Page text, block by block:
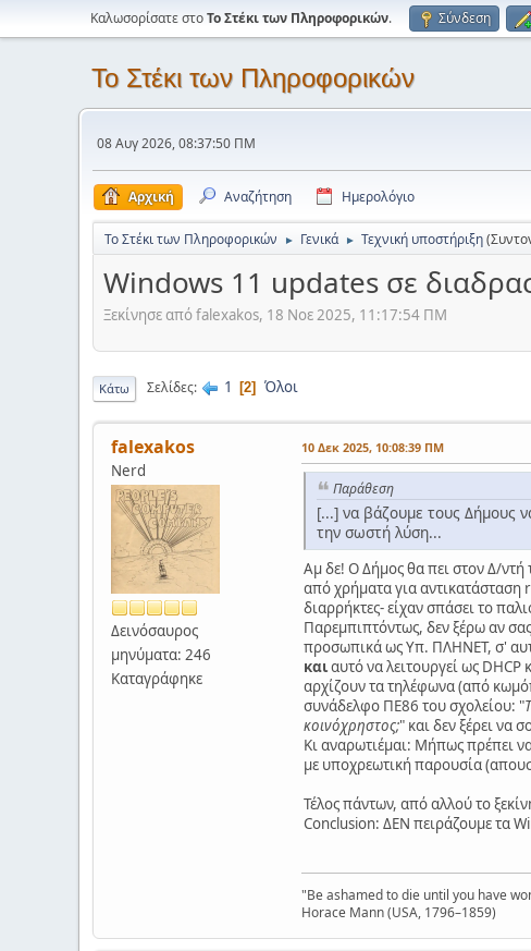
Καλωσορίσατε στοΤο Στέκι των Πληροφορικών. Σύνδεση
Το Στέκι των Πληροφορικών
08 Αυγ 2026, 08:37:50 ΠΜ
Αρχική Αναζήτηση Ημερολόγιο
Το Στέκι των Πληροφορικών ► Γενικά ► Τεχνική υποστήριξη
Windows 11 updates σε
Ξεκίνησε από falexakos, 18 Νοε 2025, 11:17:54 ΠΜ
Κάτω Σελίδες 1 2 Όλοι
falexakos
Nerd
Δεινόσαυρος
μηνύματα: 246
Καταγράφηκε
10 Δεκ 2025, 10:08:39 ΠΜ
Παράθεση
[...] να βάζουμε τους Δήμους
την σωστή λύση...
Αμ δε! Ο Δήμος θα πει στον Δ/
από χρήματα για αντικατάσταση
διαρρήκτες- είχαν σπάσει το
Παρεμπιπτόντως, δεν ξέρω αν σας
προσωπικά ως Υπ. ΠΛΗΝΕΤ, σ'
καιαυτό να λειτουργεί ως
αρχίζουν τα τηλέφωνα (από
συνάδελφο ΠΕ86 του σχολείου: "
κοινόχρηστος;" και δεν ξέρει να
Κι αναρωτιέμαι: Μήπως πρέπει
με υποχρεωτική παρουσία
Τέλος πάντων, από αλλού το
Conclusion: ΔΕΝ πειράζουμε τα
"Be ashamed to die until you have
Horace Mann (USA, 1796–1859)